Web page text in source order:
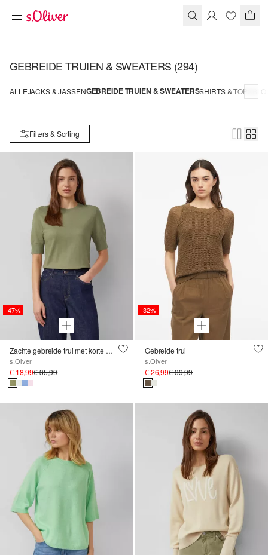
GEBREIDE TRUIEN & SWEATERS (294)
ALLEJACKS & JASSENGEBREIDE TRUIEN & SWEATERSSHIRTS & TOPS
Filters & Sorting
-47%
Zachte gebreide trui met korte mouwen en een slanke pasvorm
s.Oliver
€ 18,99€ 35,99
-32%
Gebreide trui
s.Oliver
€ 26,99€ 39,99